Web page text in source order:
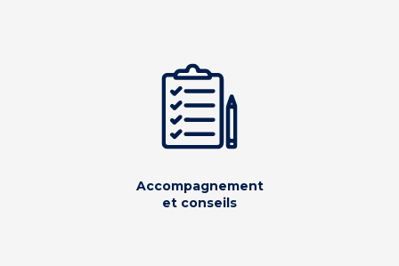
Accompagnement
et conseils